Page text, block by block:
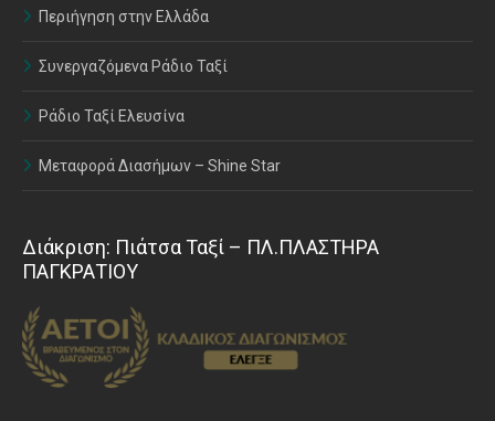
Περιήγηση στην Ελλάδα
Συνεργαζόμενα Ράδιο Ταξί
Ράδιο Ταξί Ελευσίνα
Μεταφορά Διασήμων – Shine Star
Διάκριση: Πιάτσα Ταξί – ΠΛ.ΠΛΑΣΤΗΡΑ
ΠΑΓΚΡΑΤΙΟΥ